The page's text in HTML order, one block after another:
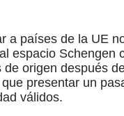
a países de la UE
espacio Schengen
de origen después
presentar un
válidos.